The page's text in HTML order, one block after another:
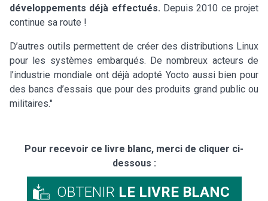
développements déjà effectués. Depuis 2010 ce projet
continue sa route !
D’autres outils permettent de créer des distributions Linux
pour les systèmes embarqués. De nombreux acteurs de
l’industrie mondiale ont déjà adopté Yocto aussi bien pour
des bancs d’essais que pour des produits grand public ou
militaires."
Pour recevoir ce livre blanc, merci de cliquer ci-
dessous :
OBTENIR LE LIVRE BLANC